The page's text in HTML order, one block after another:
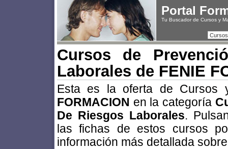
Portal
Tu Buscador de Cursos y
Cursos de
Laborales de FENIE
Esta es la oferta de
FORMACION en la categoría
De Riesgos Laborales.
las fichas de estos cursos
información más detallada